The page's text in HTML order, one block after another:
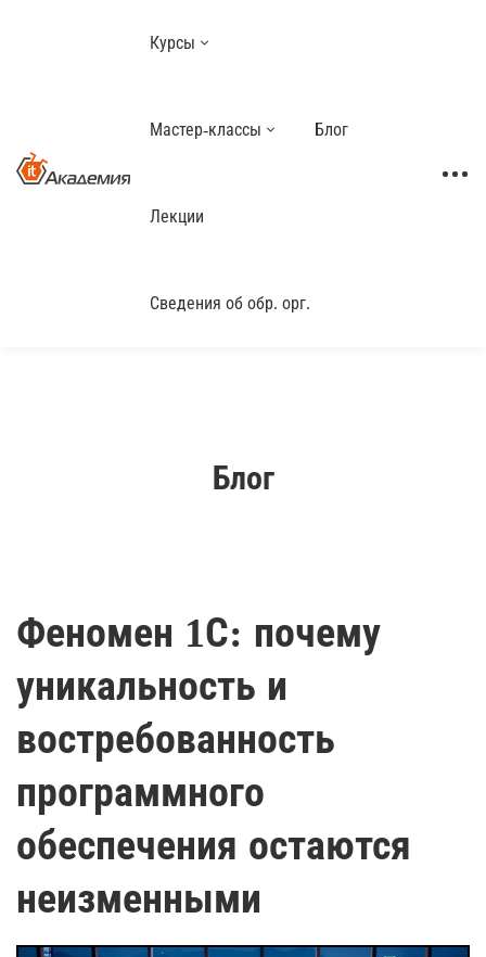
Курсы
Мастер-классы Блог
Лекции
Сведения об обр. орг.
Блог
Феномен 1С: почему
уникальность и
востребованность
программного
обеспечения остаются
неизменными